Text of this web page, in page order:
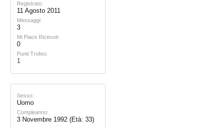
Registrato:
11 Agosto 2011
Messaggi:
3
Mi Piace Ricevuti:
0
Punti Trofeo:
1
Sesso:
Uomo
Compleanno:
3 Novembre 1992 (Età: 33)